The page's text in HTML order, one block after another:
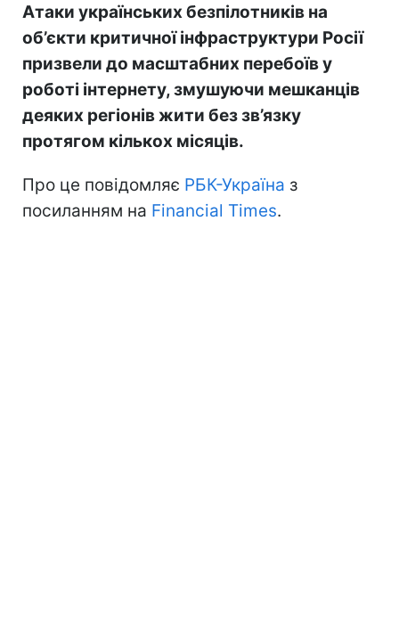
Атаки українських безпілотників на
об’єкти критичної інфраструктури Росії
призвели до масштабних перебоїв у
роботі інтернету, змушуючи мешканців
деяких регіонів жити без зв’язку
протягом кількох місяців.
Про це повідомляє РБК-Україна з
посиланням на Financial Times.